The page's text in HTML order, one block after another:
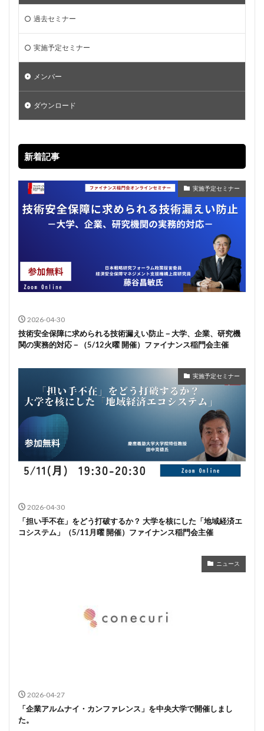
過去セミナー
実施予定セミナー
メンバー
ダウンロード
新着記事
実施予定セミナー
2026-04-30
技術安全保障に求められる技術漏えい防止－大学、企業、研究機
関の実務的対応－（5/12火曜 開催）ファイナンス稲門会主催
実施予定セミナー
2026-04-30
「担い手不在」をどう打破するか？ 大学を核にした「地域経済エ
コシステム」（5/11月曜 開催）ファイナンス稲門会主催
ニュース
2026-04-27
「企業アルムナイ・カンファレンス」を中央大学で開催しまし
た。